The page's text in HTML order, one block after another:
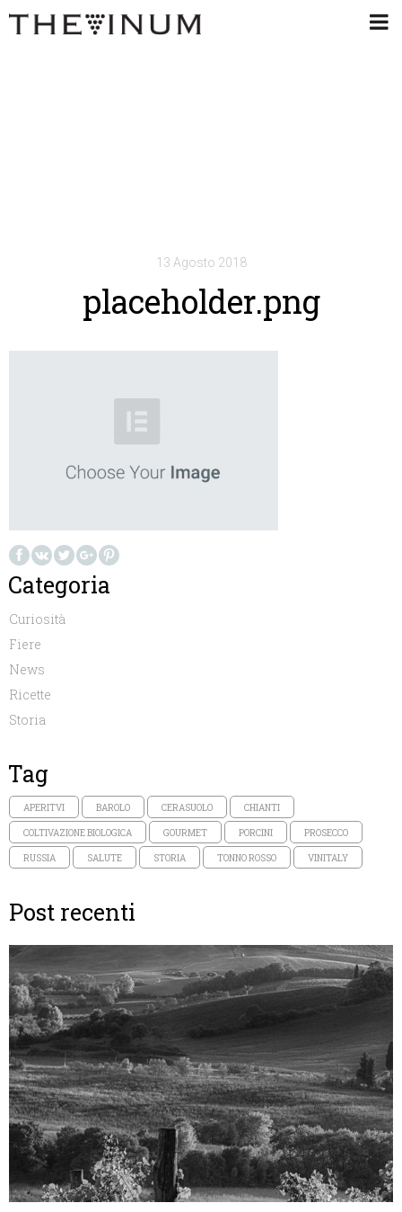
13 Agosto 2018
placeholder.png
Categoria
Curiosità
Fiere
News
Ricette
Storia
Tag
APERITVI BAROLO CERASUOLO CHIANTI
COLTIVAZIONE BIOLOGICA GOURMET PORCINI PROSECCO
RUSSIA SALUTE STORIA TONNO ROSSO VINITALY
Post recenti